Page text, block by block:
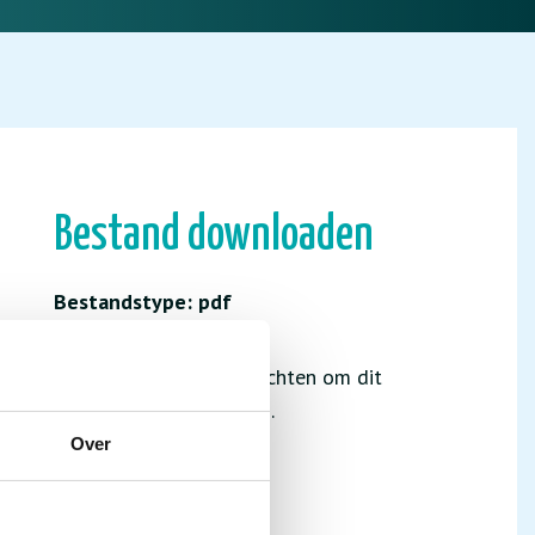
Over
Bestand downloaden
Bestandstype: pdf
Je hebt niet de juiste rechten om dit
bestand te downloaden.